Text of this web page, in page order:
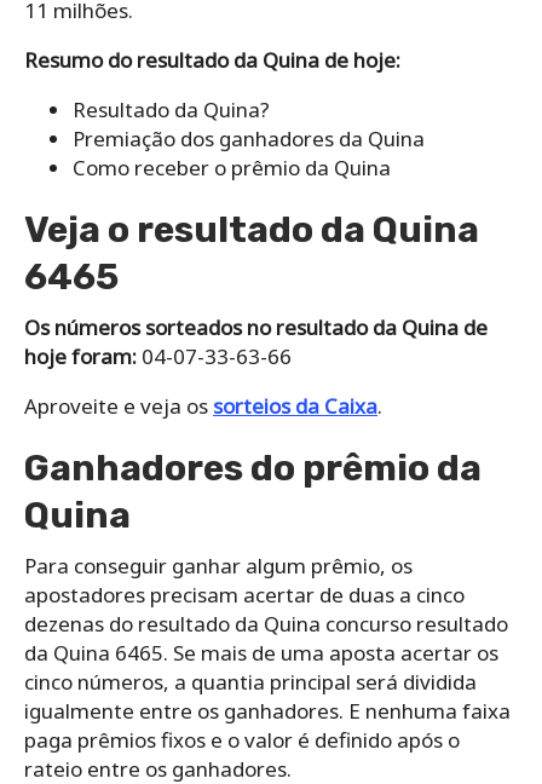
11 milhões.
Resumo do resultado da Quina de hoje:
Resultado da Quina?
Premiação dos ganhadores da Quina
Como receber o prêmio da Quina
Veja o resultado da Quina
6465
Os números sorteados no resultado da Quina de
hoje foram: 04-07-33-63-66
Aproveite e veja os sorteios da Caixa.
Ganhadores do prêmio da
Quina
Para conseguir ganhar algum prêmio, os
apostadores precisam acertar de duas a cinco
dezenas do resultado da Quina concurso resultado
da Quina 6465. Se mais de uma aposta acertar os
cinco números, a quantia principal será dividida
igualmente entre os ganhadores. E nenhuma faixa
paga prêmios fixos e o valor é definido após o
rateio entre os ganhadores.